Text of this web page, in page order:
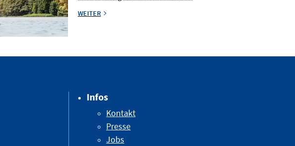
WEITER
Infos
Kontakt
Presse
Jobs